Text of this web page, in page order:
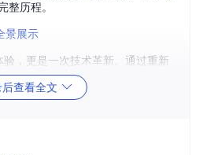
整历程。
，更是一次技术革新。通过重新
更加流畅，加载速度显著提升，同
处理成为可能。无论是在Window
统，还是Android移动设备，甚至
查看全文